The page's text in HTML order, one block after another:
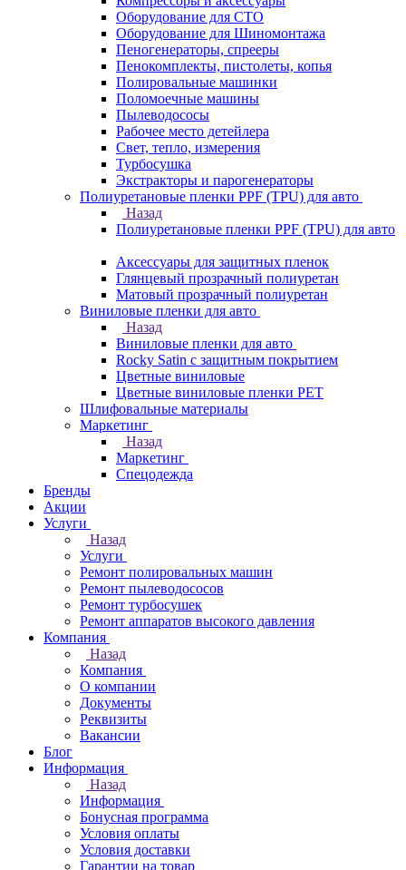
Оборудование для СТО
Оборудование для Шиномонтажа
Пеногенераторы, спрееры
Пенокомплекты, пистолеты, копья
Полировальные машинки
Поломоечные машины
Пылеводососы
Рабочее место детейлера
Свет, тепло, измерения
Турбосушка
Экстракторы и парогенераторы
Полиуретановые пленки PPF (TPU) для авто
Назад
Полиуретановые пленки PPF (TPU) для авто
Аксессуары для защитных пленок
Глянцевый прозрачный полиуретан
Матовый прозрачный полиуретан
Виниловые пленки для авто
Назад
Виниловые пленки для авто
Rocky Satin с защитным покрытием
Цветные виниловые
Цветные виниловые пленки PET
Шлифовальные материалы
Маркетинг
Назад
Маркетинг
Спецодежда
Бренды
Акции
Услуги
Назад
Услуги
Ремонт полировальных машин
Ремонт пылеводососов
Ремонт турбосушек
Ремонт аппаратов высокого давления
Компания
Назад
Компания
О компании
Документы
Реквизиты
Вакансии
Блог
Информация
Назад
Информация
Бонусная программа
Условия оплаты
Условия доставки
Гарантии на товар